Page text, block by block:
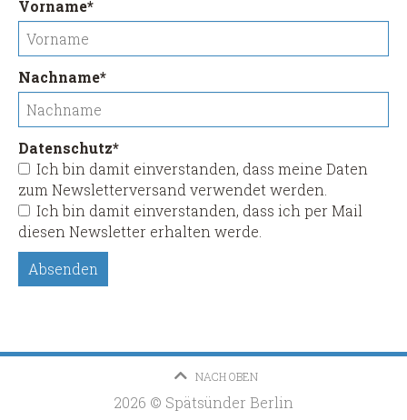
Pflichtfeld
Vorname*
Pflichtfeld
Nachname*
Pflichtfeld
Datenschutz*
Ich bin damit einverstanden, dass meine Daten
zum Newsletterversand verwendet werden.
Ich bin damit einverstanden, dass ich per Mail
diesen Newsletter erhalten werde.
Absenden
NACH OBEN
2026 © Spätsünder Berlin